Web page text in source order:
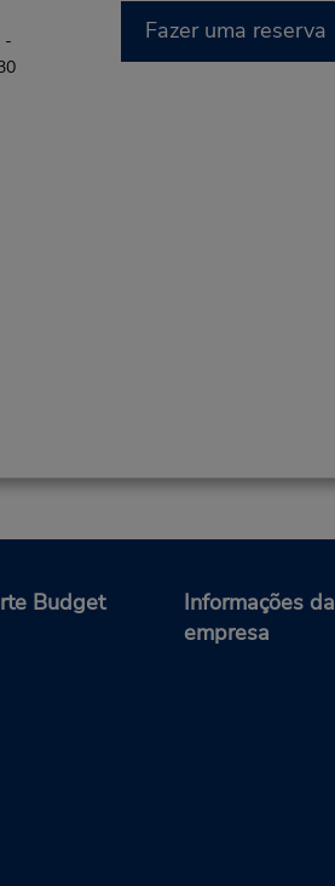
-
Fazer uma reserva
Budget
Informações da
empresa